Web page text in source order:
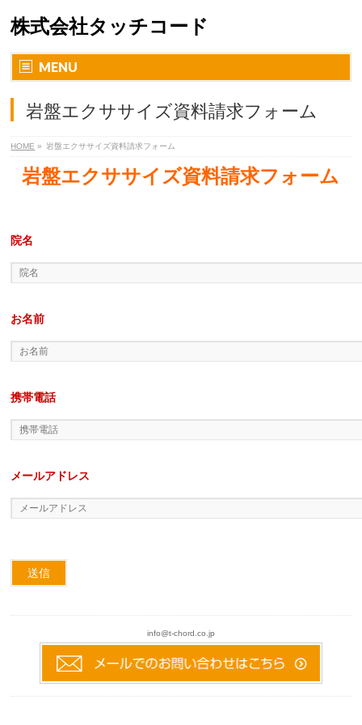
株式会社タッチコード
MENU
岩盤エクササイズ資料請求フォーム
HOME » 岩盤エクササイズ資料請求フォーム
岩盤エクササイズ資料請求フォーム
院名
お名前
携帯電話
メールアドレス
info@t-chord.co.jp